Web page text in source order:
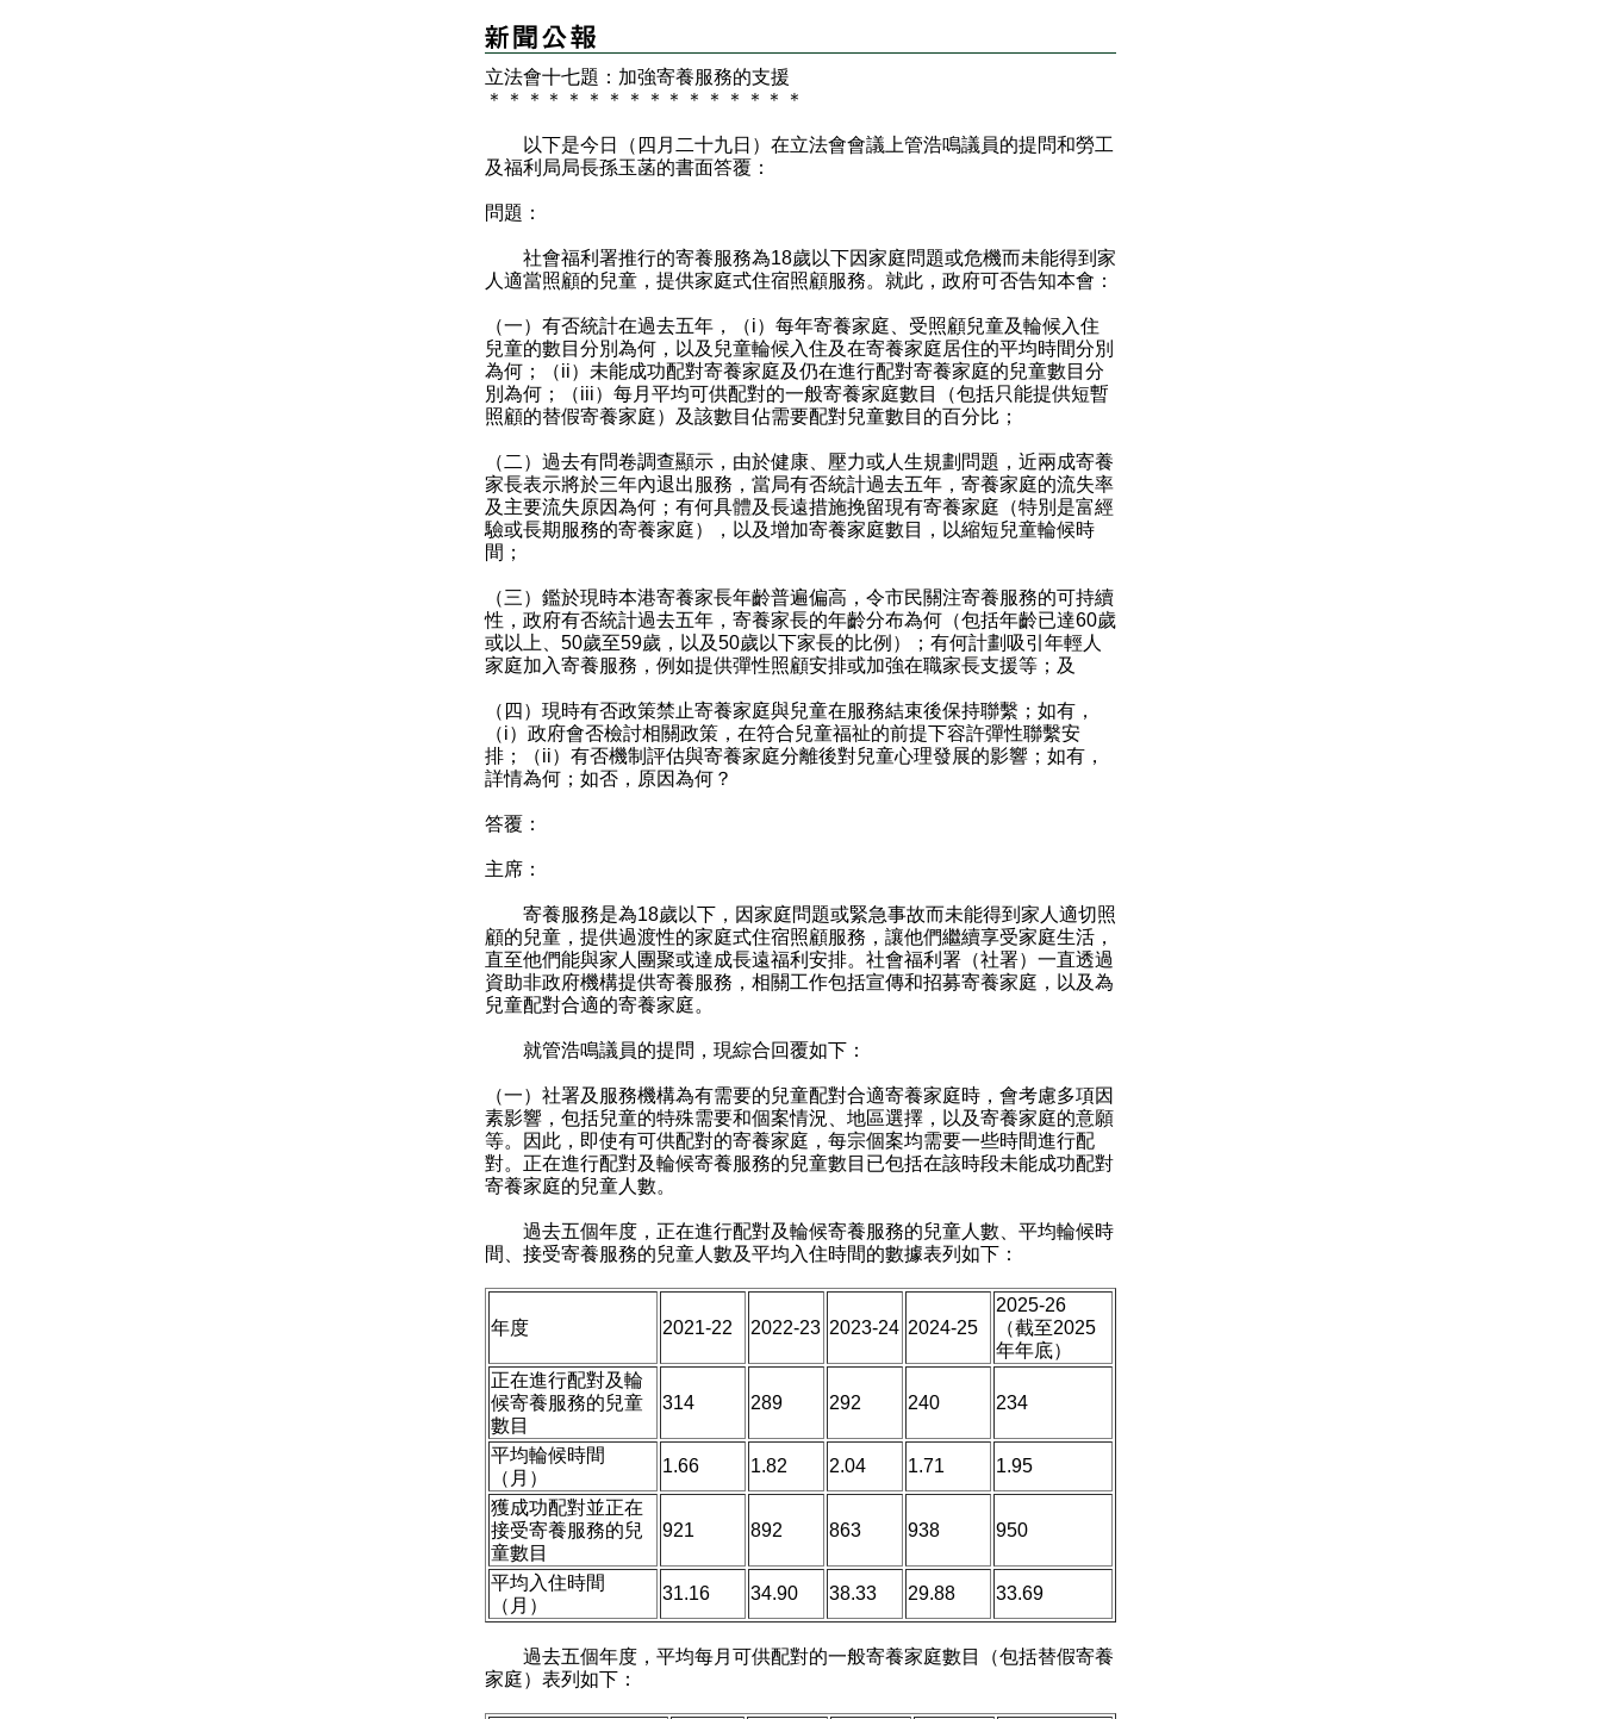
立法會十七題：加強寄養服務的支援
＊
＊ ＊ ＊ ＊ ＊ ＊ ＊ ＊ ＊ ＊ ＊ ＊ ＊ ＊ ＊
以下是今日（四月二十九日）在立法會會議上管浩鳴議員的提問和勞工
及福利局局長孫玉菡的書面答覆：
問題：
社會福利署推行的寄養服務為18歲以下因家庭問題或危機而未能得到家
人適當照顧的兒童，提供家庭式住宿照顧服務。就此，政府可否告知本會：
（一）有否統計在過去五年，（i）每年寄養家庭、受照顧兒童及輪候入住
兒童的數目分別為何，以及兒童輪候入住及在寄養家庭居住的平均時間分別
為何；（ii）未能成功配對寄養家庭及仍在進行配對寄養家庭的兒童數目分
別為何；（iii）每月平均可供配對的一般寄養家庭數目（包括只能提供短暫
照顧的替假寄養家庭）及該數目佔需要配對兒童數目的百分比；
（二）過去有問卷調查顯示，由於健康、壓力或人生規劃問題，近兩成寄養
家長表示將於三年內退出服務，當局有否統計過去五年，寄養家庭的流失率
及主要流失原因為何；有何具體及長遠措施挽留現有寄養家庭（特別是富經
驗或長期服務的寄養家庭），以及增加寄養家庭數目，以縮短兒童輪候時
間；
（三）鑑於現時本港寄養家長年齡普遍偏高，令市民關注寄養服務的可持續
性，政府有否統計過去五年，寄養家長的年齡分布為何（包括年齡已達60歲
或以上、50歲至59歲，以及50歲以下家長的比例）；有何計劃吸引年輕人
家庭加入寄養服務，例如提供彈性照顧安排或加強在職家長支援等；及
（四）現時有否政策禁止寄養家庭與兒童在服務結束後保持聯繫；如有，
（i）政府會否檢討相關政策，在符合兒童福祉的前提下容許彈性聯繫安
排；（ii）有否機制評估與寄養家庭分離後對兒童心理發展的影響；如有，
詳情為何；如否，原因為何？
答覆：
主席：
寄養服務是為18歲以下，因家庭問題或緊急事故而未能得到家人適切照
顧的兒童，提供過渡性的家庭式住宿照顧服務，讓他們繼續享受家庭生活，
直至他們能與家人團聚或達成長遠福利安排。社會福利署（社署）一直透過
資助非政府機構提供寄養服務，相關工作包括宣傳和招募寄養家庭，以及為
兒童配對合適的寄養家庭。
就管浩鳴議員的提問，現綜合回覆如下：
（一）社署及服務機構為有需要的兒童配對合適寄養家庭時，會考慮多項因
素影響，包括兒童的特殊需要和個案情況、地區選擇，以及寄養家庭的意願
等。因此，即使有可供配對的寄養家庭，每宗個案均需要一些時間進行配
對。正在進行配對及輪候寄養服務的兒童數目已包括在該時段未能成功配對
寄養家庭的兒童人數。
過去五個年度，正在進行配對及輪候寄養服務的兒童人數、平均輪候時
間、接受寄養服務的兒童人數及平均入住時間的數據表列如下：
年度 2021-22 2022-23 2023-24 2024-25
2025-26
（截至2025
年年底）
正在進行配對及輪
候寄養服務的兒童
數目
314 289 292 240 234
平均輪候時間
（月）
1.66 1.82 2.04 1.71 1.95
獲成功配對並正在
接受寄養服務的兒
童數目
921 892 863 938 950
平均入住時間
（月）
31.16 34.90 38.33 29.88 33.69
過去五個年度，平均每月可供配對的一般寄養家庭數目（包括替假寄養
家庭）表列如下：